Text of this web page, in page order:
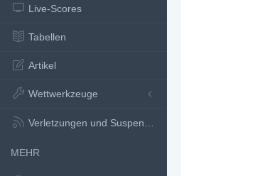
Live-Scores
Tabellen
Artikel
Wettwerkzeuge
Verletzungen und Suspensionen
MEHR